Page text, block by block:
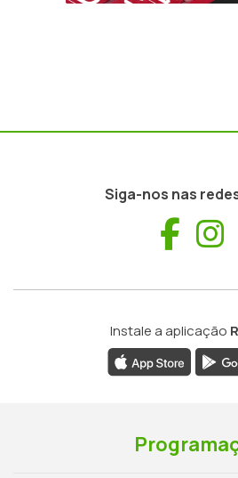
Siga-nos nas
Instale a aplicação